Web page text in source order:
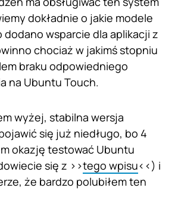
dokładnie o jakie modele
wsparcie dla aplikacji z
chociaż w jakimś stopniu
braku odpowiedniego
na Ubuntu Touch.
wyżej, stabilna wersja
się już niedługo, bo 4
okazję testować Ubuntu
się z >>tego wpisu<<) i
że bardzo polubiłem ten